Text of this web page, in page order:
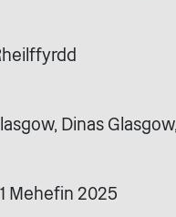
Dinas
Mehefin 2025